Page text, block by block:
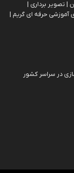
| تصویر برداری |
آموزشی حرفه ای گریم |
در سراسر کشور